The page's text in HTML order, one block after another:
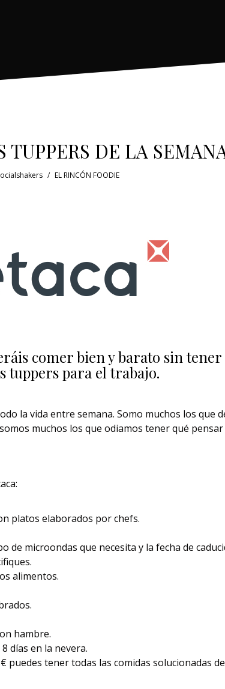
TUPPERS DE LA
EL RINCÓN FOODIE
comer bien y barato sin
tuppers para el trabajo.
la vida entre semana. Somo muchos los que
muchos los que odiamos tener qué
platos elaborados por chefs.
de microondas que necesita y la fecha de
alimentos.
hambre.
días en la nevera.
tener todas las comidas solucionadas